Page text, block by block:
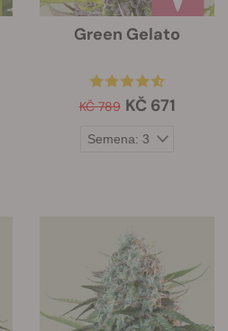
Green Gelato
KČ 789 KČ 671